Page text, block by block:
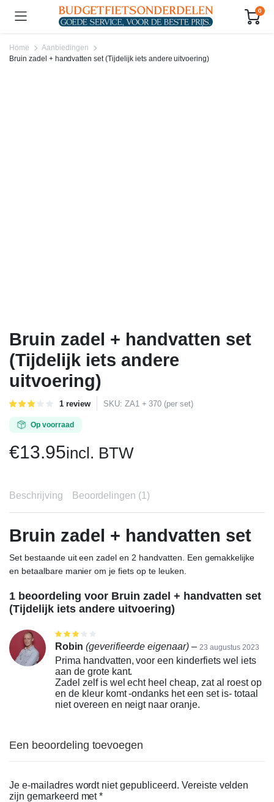
0
Home
Aanbiedingen
Bruin zadel + handvatten set (Tijdelijk iets andere uitvoering)
Bruin zadel + handvatten set
(Tijdelijk iets andere
uitvoering)
Gewaardeerd
5
gebaseerd
klant
waardering
1review SKU: ZA1 + 370 (per set)
Op voorraad
€13.95incl. BTW
Beschrijving Beoordelingen (1)
Bruin zadel + handvatten set
Set bestaande uit een zadel en 2 handvatten. Een gemakkelijke
en betaalbare manier om je fiets op te leuken.
1 beoordeling voor Bruin zadel + handvatten set
(Tijdelijk iets andere uitvoering)
3uit 5
Robin (geverifieerde eigenaar) – 23 augustus 2023
Prima handvatten, voor een kinderfiets wel iets
aan de grote kant.
Zadel zelf is wel echt heel cheap, zat al roest op
en de kleur komt -ondanks het een set is- totaal
niet overeen en neigt naar oranje.
Een beoordeling toevoegen
Je e-mailadres wordt niet gepubliceerd. Vereiste velden
zijn gemarkeerd met*